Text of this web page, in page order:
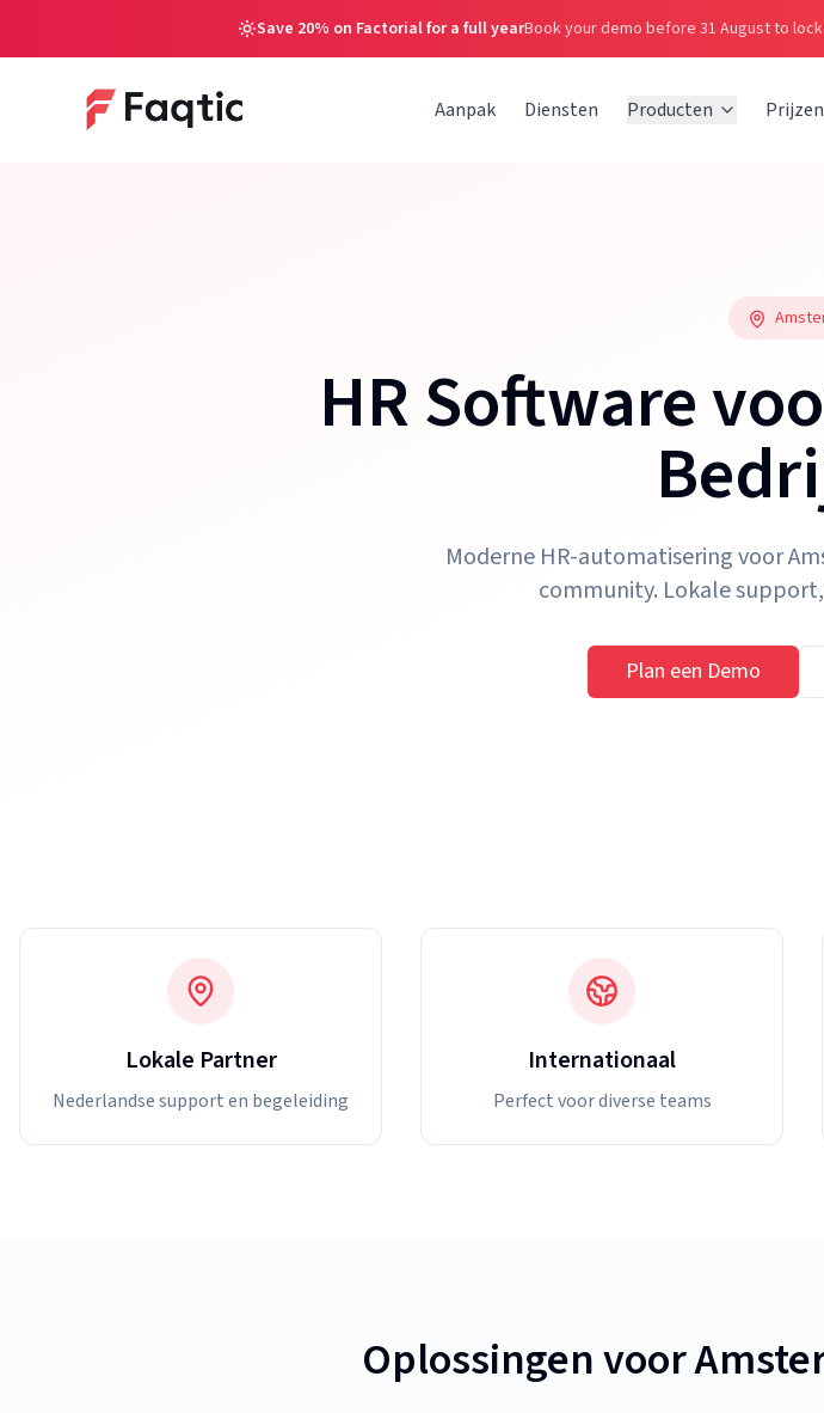
Save 20% on Factorial for a full yearBook your demo before 31 August to lock
Aanpak Diensten Producten Prijzen
HR Software
Moderne HR-automatisering voor
community. Lokale
Plan een Demo
Lokale Partner
Nederlandse support en begeleiding
Internationaal
Perfect voor diverse teams
Oplossingen voor